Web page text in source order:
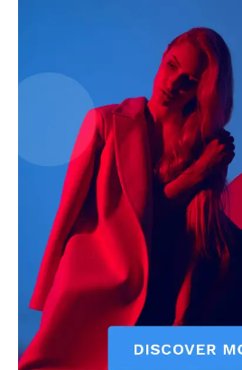
Contact us
Subscription Plans
My account